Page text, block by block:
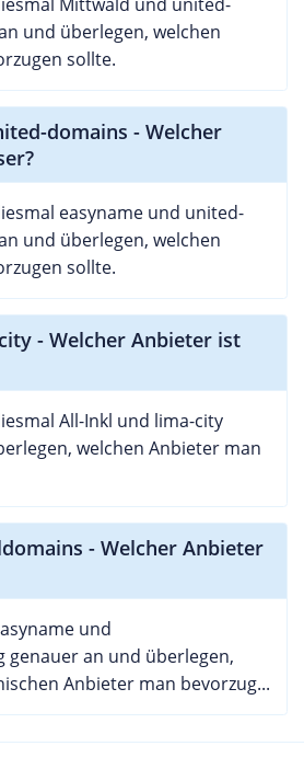
und überlegen, welchen
sollte.
domains - Welcher
easyname und united-
und überlegen, welchen
sollte.
- Welcher Anbieter ist
All-Inkl und lima-city
welchen Anbieter man
- Welcher Anbieter
und
genauer an und überlegen,
Anbieter man bevorzug...